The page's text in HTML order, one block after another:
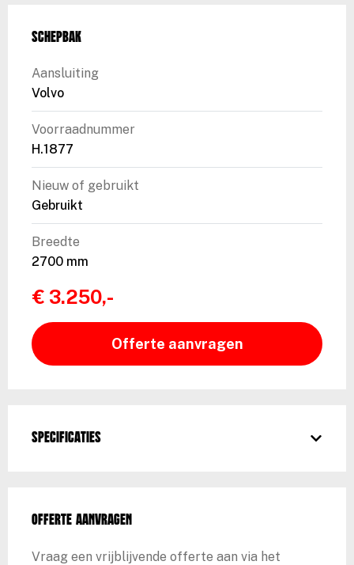
Schepbak
Aansluiting
Volvo
Voorraadnummer
H.1877
Nieuw of gebruikt
Gebruikt
Breedte
2700 mm
€ 3.250,-
Offerte aanvragen
Specificaties
Offerte aanvragen
Vraag een vrijblijvende offerte aan via het